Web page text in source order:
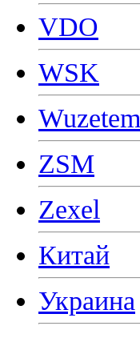
VDO
WSK
Wuzetem
ZSM
Zexel
Китай
Украина